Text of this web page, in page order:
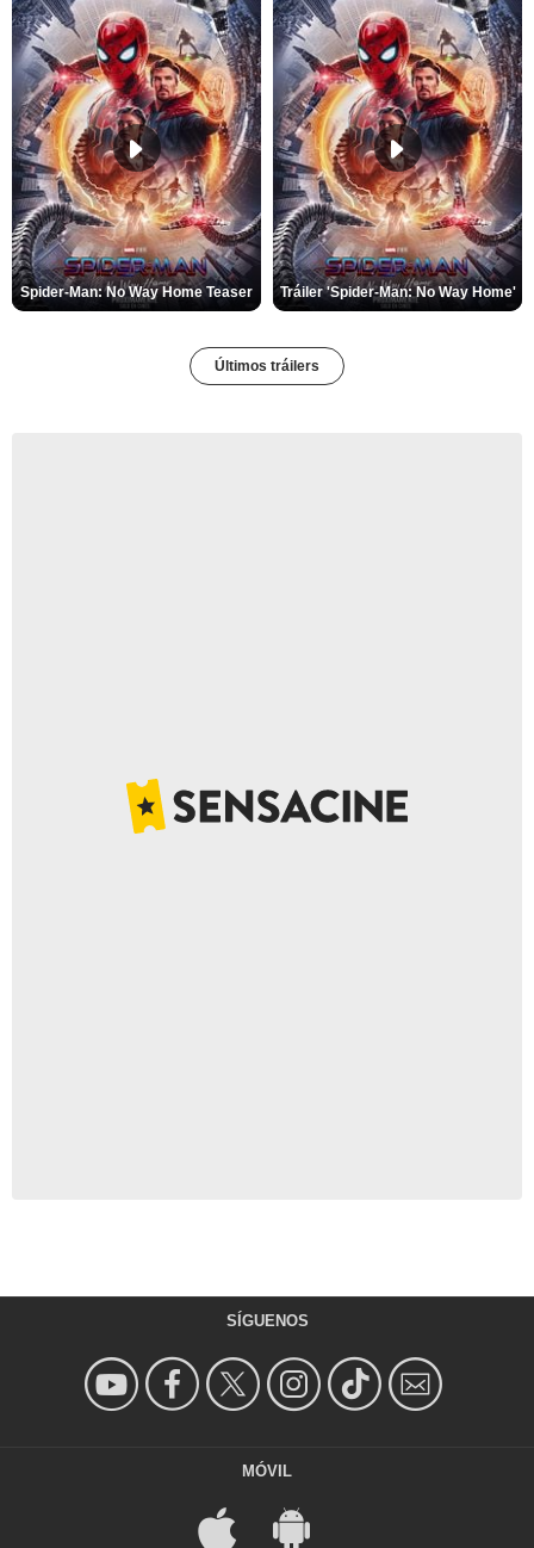
Spider-Man: No Way Home Teaser Tráiler 'Spider-Man: No Way Home'
Últimos tráilers
SÍGUENOS
MÓVIL